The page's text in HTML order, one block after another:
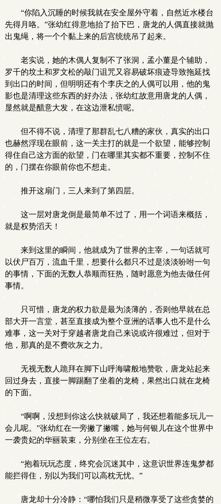
“你陷入沉睡的时候我就在安全屋外守着，自然近水楼台
先得月咯。”张幼红得意地抬了抬下巴，唐龙的人偶直接就抛
出鬼绳，将一个个黏上来的后宫统统吊了起来。
老实说，她的木偶人复制不了张洞，孟小董是个辅助，
罗千的坟土和罗文松的敲门诅咒又容易破坏痕迹导致拖延找
到出口的时间，但明明还有个李庆之的人偶可以用，他的鬼
影也是清理这些东西的好办法，张幼红故意用唐龙的人偶，
显然就是醋意大发，在这边泄私愤呢。
但不得不说，清理了那群乱七八糟的家伙，真实的出口
也赫然浮现在眼前，这一关主打的就是一个欲望，能够控制
得住自己这方面的欲望，门在哪里其实都不重要，控制不住
的，门摆在你眼前你也不想走。
推开这扇门，三人来到了第四层。
这一层对唐龙倒是最简单不过了，用一个词语来概括，
就是权势滔天！
来到这里的瞬间，他就成为了世界的主宰，一句话就可
以伏尸百万，流血千里，想要什么都只不过是淡淡吩咐一句
的事情，下面的无数人恭顺而狂热，随时愿意为他去做任何
事情。
只可惜，唐龙的权力欲是最为淡薄的，否则他早就在总
部大开一言堂，甚至直接成为整个亚洲的话事人也不是什么
难事，这一关对于穿越者唐龙自己来说或许很难过，但对于
他，那真的是不费吹灰之力。
无视无数人跪拜在脚下山呼海啸般地赞歌，唐龙站起来
回过身去，直接一脚踢翻了坐着的龙椅，果然出口就在龙椅
的下面。
“啊啊，没想到你这么快就破局了，我还想着能多玩儿一
会儿呢。”张幼红在一旁撇了撇嘴，她与何银儿在这个世界中
一袭贵妃的华丽装束，分别坐在王位左右。
“抱着玩玩态度，终究会沉迷其中，这意识世界连鬼梦都
能拦得住，别以为我们可以高枕无忧。”
唐龙却十分冷静：“哪怕我们只是稍微享受了这些贪婪的